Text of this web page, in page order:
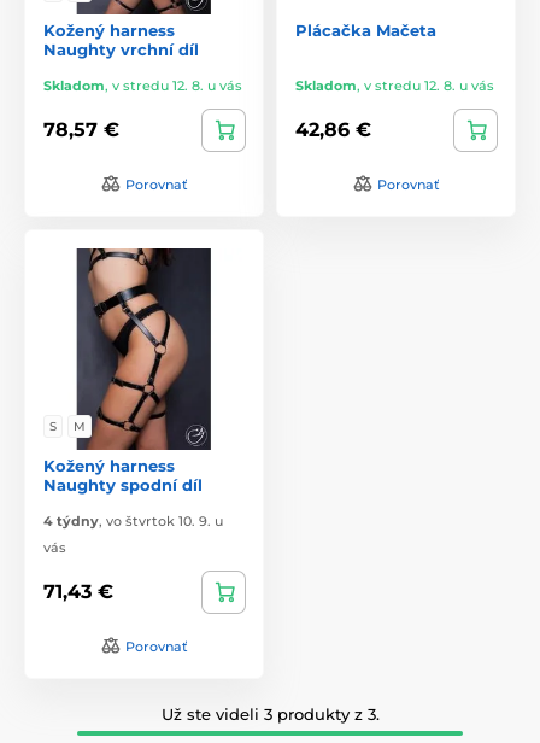
Kožený harness
Naughty vrchní díl
Skladom, v stredu 12. 8. u vás
78,57 €
Porovnať
Plácačka Mačeta
Skladom, v stredu 12. 8. u vás
42,86 €
Porovnať
S M
Kožený harness
Naughty spodní díl
4 týdny, vo štvrtok 10. 9. u
vás
71,43 €
Porovnať
Už ste videli 3 produkty z 3.